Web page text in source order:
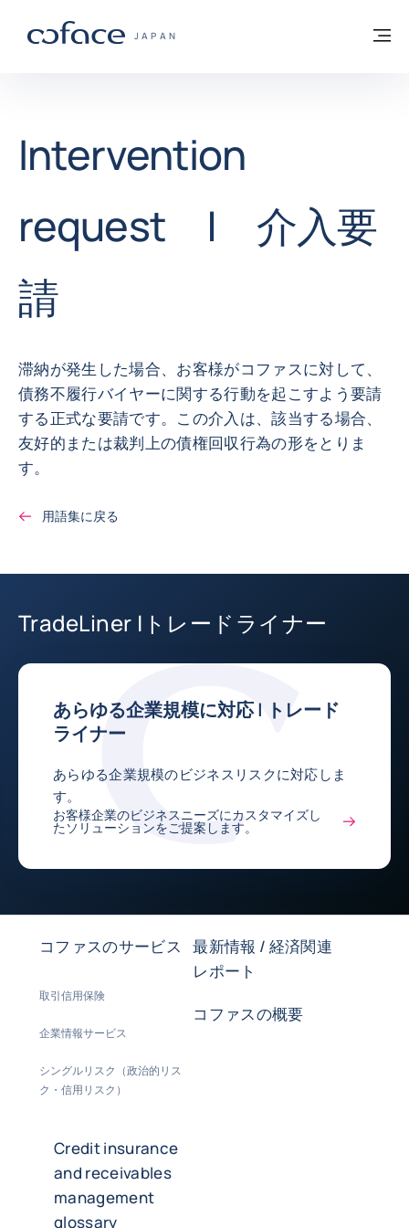
COFACE FOR TRADE - HOMEPAGE GROUP
JAPAN
ホームに戻る
Intervention
request | 介入要
請
滞納が発生した場合、お客様がコファスに対して、
債務不履行バイヤーに関する行動を起こすよう要請
する正式な要請です。この介入は、該当する場合、
友好的または裁判上の債権回収行為の形をとりま
す。
用語集に戻る
TradeLiner |トレードライナー
あらゆる企業規模に対応 | トレード
ライナー
あらゆる企業規模のビジネスリスクに対応しま
す。
お客様企業のビジネスニーズにカスタマイズし
たソリューションをご提案します。
コファスのサービス
取引信用保険
企業情報サービス
シングルリスク（政治的リス
ク・信用リスク）
最新情報 / 経済関連
レポート
コファスの概要
Credit insurance
and receivables
management
glossary